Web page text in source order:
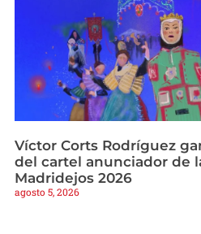
Víctor Corts Rodríguez
del cartel anunciador de
Madridejos 2026
agosto 5, 2026